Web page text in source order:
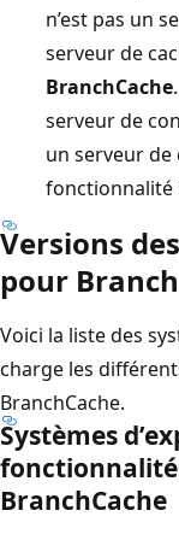
n’est pas un
serveur de
BranchCache
serveur de
un serveur de
fonctionnalité
Versions
pour
Voici la liste des
charge les
BranchCache.
Systèmes
BranchCache